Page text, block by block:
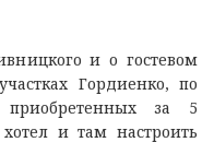
и о гостевом
Гордиенко, по
за 5
и там настроить